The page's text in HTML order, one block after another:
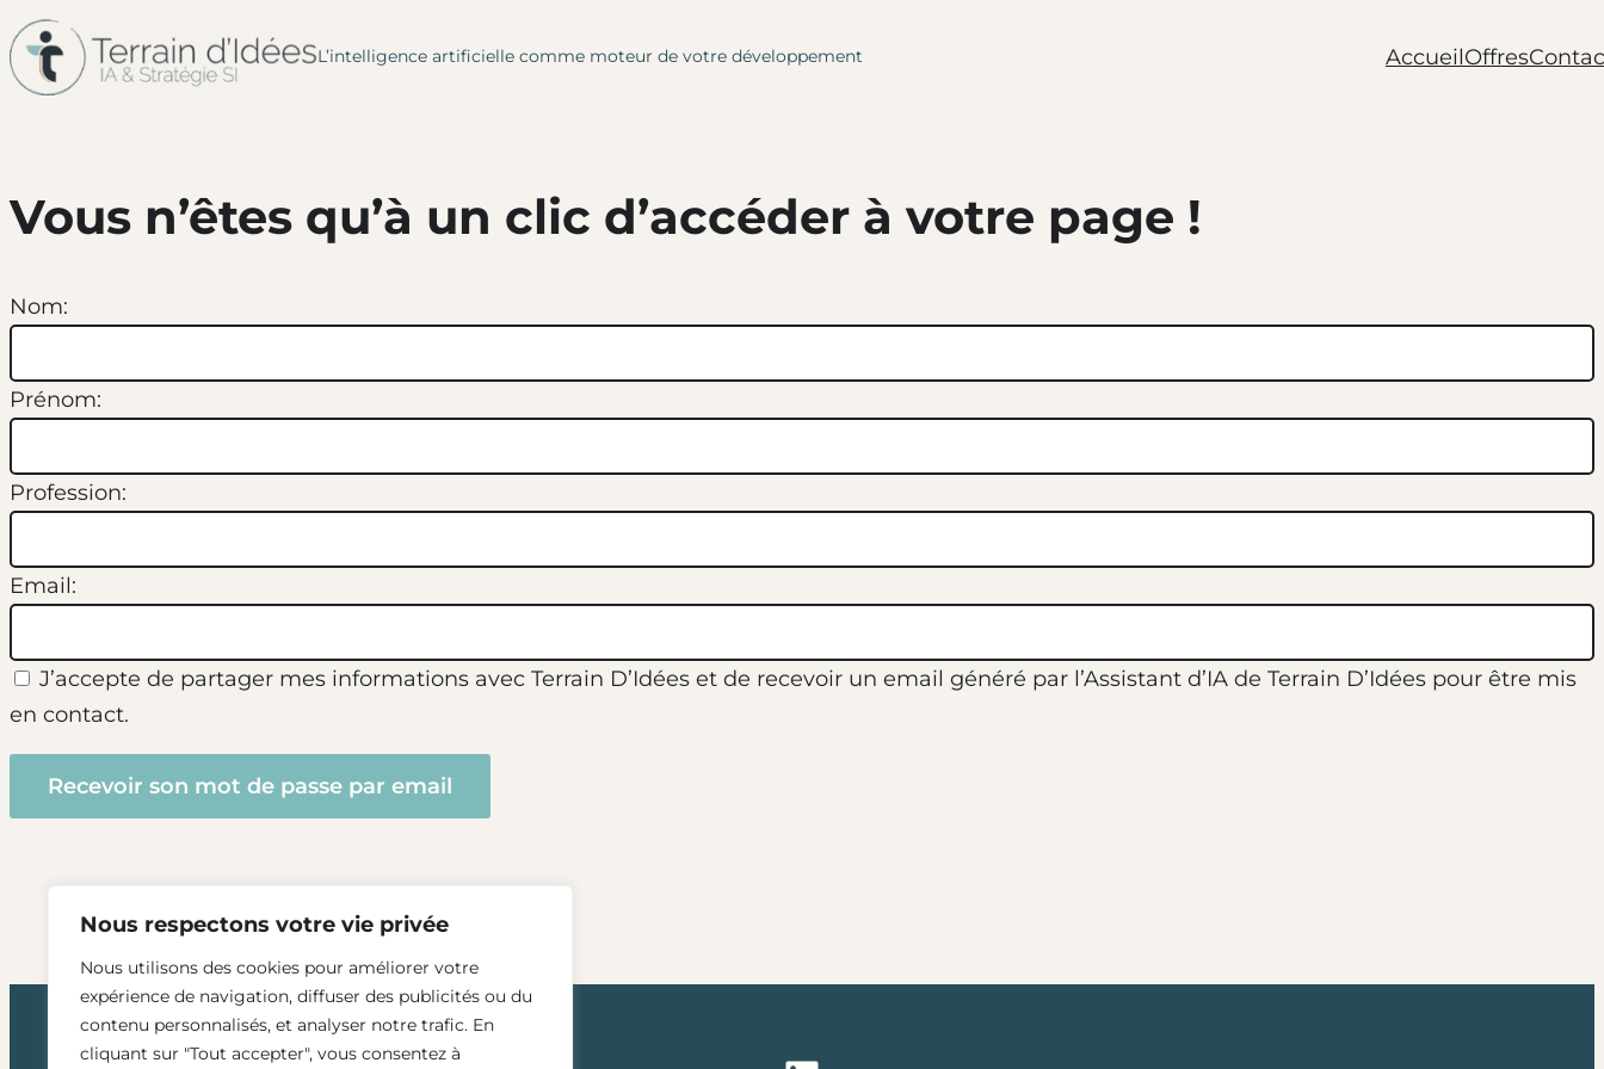
Nous respectons votre vie privée
Nous utilisons des cookies pour améliorer votre
expérience de navigation, diffuser des publicités ou du
contenu personnalisés, et analyser notre trafic. En
cliquant sur "Tout accepter", vous consentez à
Aller
au
L’intelligence artificielle comme moteur de votre développement AccueilOffres
Vous n’êtes qu’à un clic d’accéder à votre page !
Nom:
Prénom:
Profession:
Email:
J’accepte de partager mes informations avec Terrain D’Idées et de recevoir un email généré par l’Assistant d’IA de Terrain D’Idées pour être mis
en contact.